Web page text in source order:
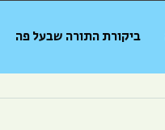
ביקורת התורה שבעל פה